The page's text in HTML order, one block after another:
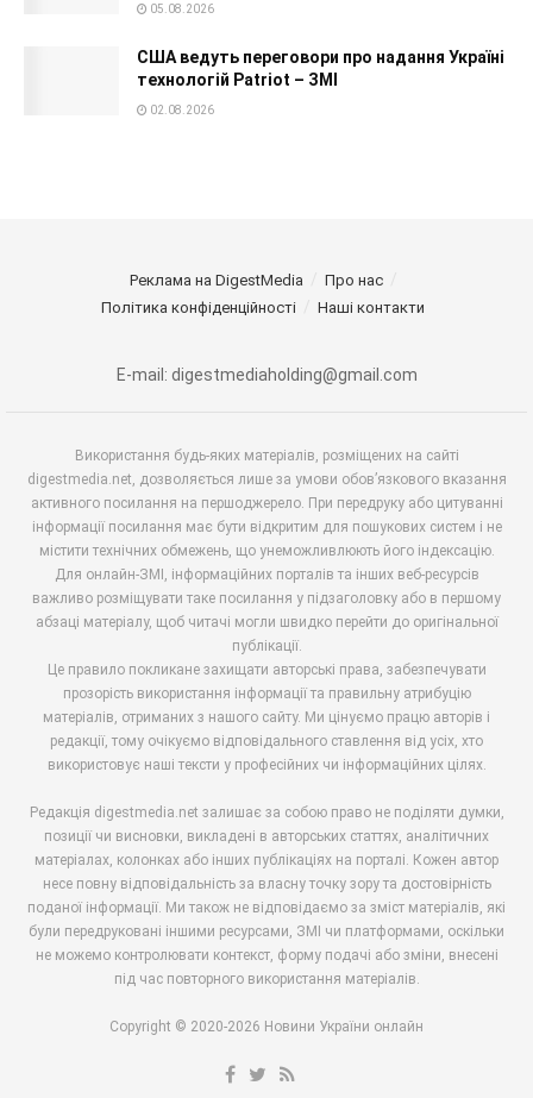
05.08.2026
США ведуть переговори про надання Україні
технологій Patriot – ЗМІ
02.08.2026
Реклама на DigestMedia
Про нас
Політика конфіденційності
Наші контакти
E-mail: digestmediaholding@gmail.com
Використання будь-яких матеріалів, розміщених на сайті
digestmedia.net, дозволяється лише за умови обов’язкового вказання
активного посилання на першоджерело. При передруку або цитуванні
інформації посилання має бути відкритим для пошукових систем і не
містити технічних обмежень, що унеможливлюють його індексацію.
Для онлайн-ЗМІ, інформаційних порталів та інших веб-ресурсів
важливо розміщувати таке посилання у підзаголовку або в першому
абзаці матеріалу, щоб читачі могли швидко перейти до оригінальної
публікації.
Це правило покликане захищати авторські права, забезпечувати
прозорість використання інформації та правильну атрибуцію
матеріалів, отриманих з нашого сайту. Ми цінуємо працю авторів і
редакції, тому очікуємо відповідального ставлення від усіх, хто
використовує наші тексти у професійних чи інформаційних цілях.
Редакція digestmedia.net залишає за собою право не поділяти думки,
позиції чи висновки, викладені в авторських статтях, аналітичних
матеріалах, колонках або інших публікаціях на порталі. Кожен автор
несе повну відповідальність за власну точку зору та достовірність
поданої інформації. Ми також не відповідаємо за зміст матеріалів, які
були передруковані іншими ресурсами, ЗМІ чи платформами, оскільки
не можемо контролювати контекст, форму подачі або зміни, внесені
під час повторного використання матеріалів.
Copyright © 2020-2026 Новини України онлайн